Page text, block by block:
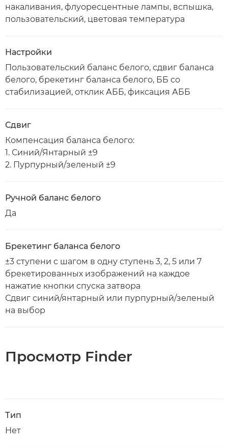
накаливания, флуоресцентные лампы, вспышка,
пользовательский, цветовая температура
Настройки
Пользовательский баланс белого, сдвиг баланса
белого, брекетинг баланса белого, ББ со
стабилизацией, отклик АББ, фиксация АББ
Сдвиг
Компенсация баланса белого:
1. Синий/Янтарный ±9
2. Пурпурный/зеленый ±9
Ручной баланс белого
Да
Брекетинг баланса белого
±3 ступени с шагом в одну ступень 3, 2, 5 или 7
брекетированных изображений на каждое
нажатие кнопки спуска затвора
Сдвиг синий/янтарный или пурпурный/зеленый
на выбор
Просмотр Finder
Тип
Нет